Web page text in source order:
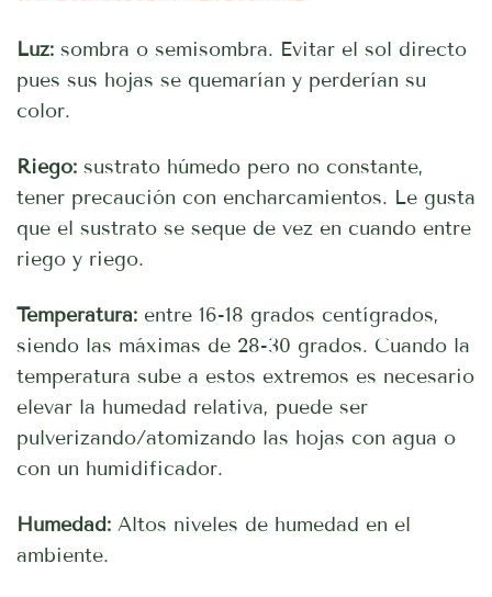
Luz: sombra o semisombra. Evitar el sol directo
pues sus hojas se quemarían y perderían su
color.
Riego: sustrato húmedo pero no constante,
tener precaución con encharcamientos. Le gusta
que el sustrato se seque de vez en cuando entre
riego y riego.
Temperatura: entre 16-18 grados centígrados,
siendo las máximas de 28-30 grados. Cuando la
temperatura sube a estos extremos es necesario
elevar la humedad relativa, puede ser
pulverizando/atomizando las hojas con agua o
con un humidificador.
Humedad: Altos niveles de humedad en el
ambiente.